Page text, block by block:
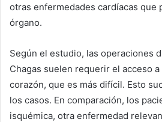
otras enfermedades cardíacas que
órgano.
Según el estudio, las operaciones
Chagas suelen requerir el acceso
corazón, que es más difícil. Esto
los casos. En comparación, los
isquémica, otra enfermedad